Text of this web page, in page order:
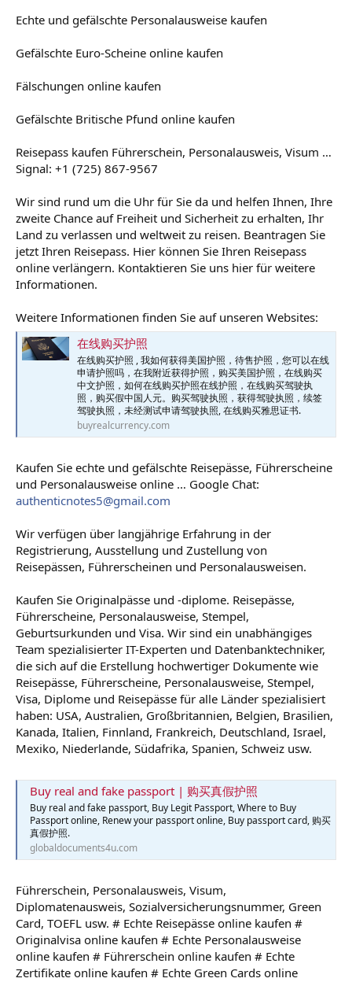
Echte und gefälschte Personalausweise kaufen
Gefälschte Euro-Scheine online kaufen
Fälschungen online kaufen
Gefälschte Britische Pfund online kaufen
Reisepass kaufen Führerschein, Personalausweis, Visum …
Signal: +1 (725) 867-9567
Wir sind rund um die Uhr für Sie da und helfen Ihnen, Ihre
zweite Chance auf Freiheit und Sicherheit zu erhalten, Ihr
Land zu verlassen und weltweit zu reisen. Beantragen Sie
jetzt Ihren Reisepass. Hier können Sie Ihren Reisepass
online verlängern. Kontaktieren Sie uns hier für weitere
Informationen.
Weitere Informationen finden Sie auf unseren Websites:
在线购买护照
在线购买护照 , 我如何获得美国护照，待售护照，您可以在线
申请护照吗，在我附近获得护照，购买美国护照，在线购买
中文护照，如何在线购买护照在线护照，在线购买驾驶执
照，购买假中国人元。购买驾驶执照，获得驾驶执照，续签
驾驶执照，未经测试申请驾驶执照, 在线购买雅思证书.
buyrealcurrency.com
Kaufen Sie echte und gefälschte Reisepässe, Führerscheine
und Personalausweise online … Google Chat:
authenticnotes5@gmail.com
Wir verfügen über langjährige Erfahrung in der
Registrierung, Ausstellung und Zustellung von
Reisepässen, Führerscheinen und Personalausweisen.
Kaufen Sie Originalpässe und -diplome. Reisepässe,
Führerscheine, Personalausweise, Stempel,
Geburtsurkunden und Visa. Wir sind ein unabhängiges
Team spezialisierter IT-Experten und Datenbanktechniker,
die sich auf die Erstellung hochwertiger Dokumente wie
Reisepässe, Führerscheine, Personalausweise, Stempel,
Visa, Diplome und Reisepässe für alle Länder spezialisiert
haben: USA, Australien, Großbritannien, Belgien, Brasilien,
Kanada, Italien, Finnland, Frankreich, Deutschland, Israel,
Mexiko, Niederlande, Südafrika, Spanien, Schweiz usw.
Buy real and fake passport | 购买真假护照
Buy real and fake passport, Buy Legit Passport, Where to Buy
Passport online, Renew your passport online, Buy passport card, 购买
真假护照.
globaldocuments4u.com
Führerschein, Personalausweis, Visum,
Diplomatenausweis, Sozialversicherungsnummer, Green
Card, TOEFL usw. # Echte Reisepässe online kaufen #
Originalvisa online kaufen # Echte Personalausweise
online kaufen # Führerschein online kaufen # Echte
Zertifikate online kaufen # Echte Green Cards online